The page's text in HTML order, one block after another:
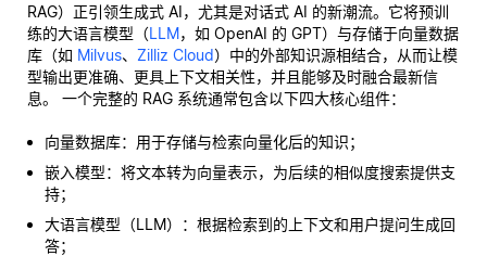
RAG）正引领生成式 AI，尤其是对话式 AI 的新潮流。它将预训
练的大语言模型（LLM，如 OpenAI 的 GPT）与存储于向量数据
库（如 Milvus、 Zilliz Cloud）中的外部知识源相结合，从而让模
型输出更准确、更具上下文相关性，并且能够及时融合最新信
息。 一个完整的 RAG 系统通常包含以下四大核心组件：
向量数据库：用于存储与检索向量化后的知识；
嵌入模型：将文本转为向量表示，为后续的相似度搜索提供支
持；
大语言模型（LLM）：根据检索到的上下文和用户提问生成回
答；